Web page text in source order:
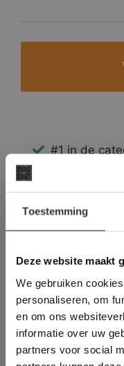
Toestemming
Deze website maakt
We gebruiken
personaliseren, om
en om ons
informatie over uw
partners voor social
#1 in de
Binnen 24
Meer dan
This Cookie
longer
Deze
gebruik te